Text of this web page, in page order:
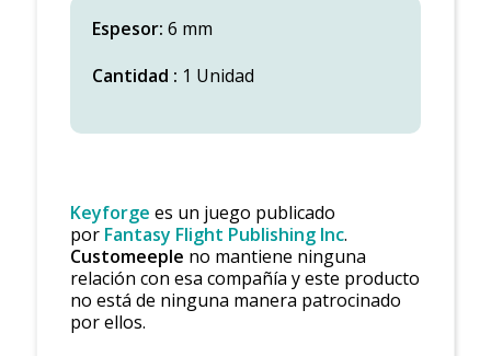
Espesor: 6 mm
Cantidad : 1 Unidad
Keyforge es un juego publicado
por Fantasy Flight Publishing Inc.
Customeeple no mantiene ninguna
relación con esa compañía y este producto
no está de ninguna manera patrocinado
por ellos.